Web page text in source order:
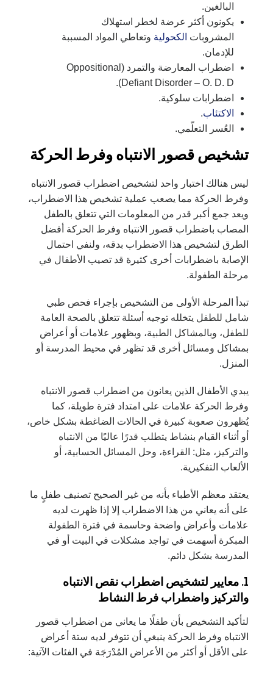
البالغين.
يكونون أكثر عرضة لخطر استهلاك
المشروبات الكحولية وتعاطي المواد المسببة
للإدمان.
اضطراب المعارضة والتمرد (Oppositional
Defiant Disorder – O. D. D).
اضطرابات سلوكية.
الاكتئاب.
العُسر التعلّمي.
تشخيص قصور الانتباه وفرط الحركة
ليس هنالك اختبار واحد لتشخيص اضطراب قصور الانتباه
وفرط الحركة مما يصعب عملية تشخيص هذا الاضطراب،
ويعد جمع أكبر قدر من المعلومات التي تتعلق بالطفل
المصاب باضطراب قصور الانتباه وفرط الحركة أفضل
الطرق لتشخيص هذا الاضطراب بدقه، ولنفي احتمال
الإصابة باضطرابات أخرى كثيرة قد تصيب الأطفال في
مرحلة الطفولة.
تبدأ المرحلة الأولى من التشخيص بإجراء فحص طبي
شامل للطفل يتخلله توجيه أسئلة تتعلق بالصحة العامة
للطفل، وبالمشاكل الطبية، وبظهور علامات أو أعراض
بمشاكل ومسائل أخرى قد تظهر في محيط المدرسة أو
المنزل.
يبدي الأطفال الذين يعانون من اضطراب قصور الانتباه
وفرط الحركة علامات على امتداد فترة طويلة، كما
يُظهرون صعوبة كبيرة في الحالات الضاغطة بشكل خاص،
أو أثناء القيام بنشاط يتطلب قدرًا عاليًا من الانتباه
والتركيز، مثل: القراءة، وحل المسائل الحسابية، أو
الألعاب التفكيرية.
يعتقد معظم الأطباء بأنه من غير الصحيح تصنيف طفلٍ ما
على أنه يعاني من هذا الاضطراب إلا إذا ظهرت لديه
علامات وأعراض واضحة وحاسمة في فترة الطفولة
المبكرة أسهمت في تواجد مشكلات في البيت أو في
المدرسة بشكل دائم.
1. معايير لتشخيص اضطراب نقص الانتباه
والتركيز واضطراب فرط النشاط
لتأكيد التشخيص بأن طفلًا ما يعاني من اضطراب قصور
الانتباه وفرط الحركة ينبغي أن تتوفر لديه ستة أعراض
على الأقل أو أكثر من الأعراض المُدْرَجَة في الفئات الآتية: